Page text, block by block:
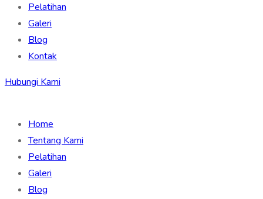
Pelatihan
Galeri
Blog
Kontak
Hubungi Kami
Home
Tentang Kami
Pelatihan
Galeri
Blog